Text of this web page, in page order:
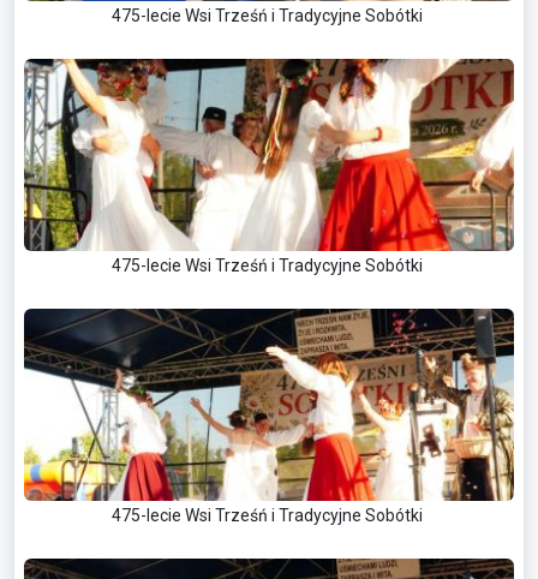
475-lecie Wsi Trześń i Tradycyjne Sobótki
475-lecie Wsi Trześń i Tradycyjne Sobótki
475-lecie Wsi Trześń i Tradycyjne Sobótki